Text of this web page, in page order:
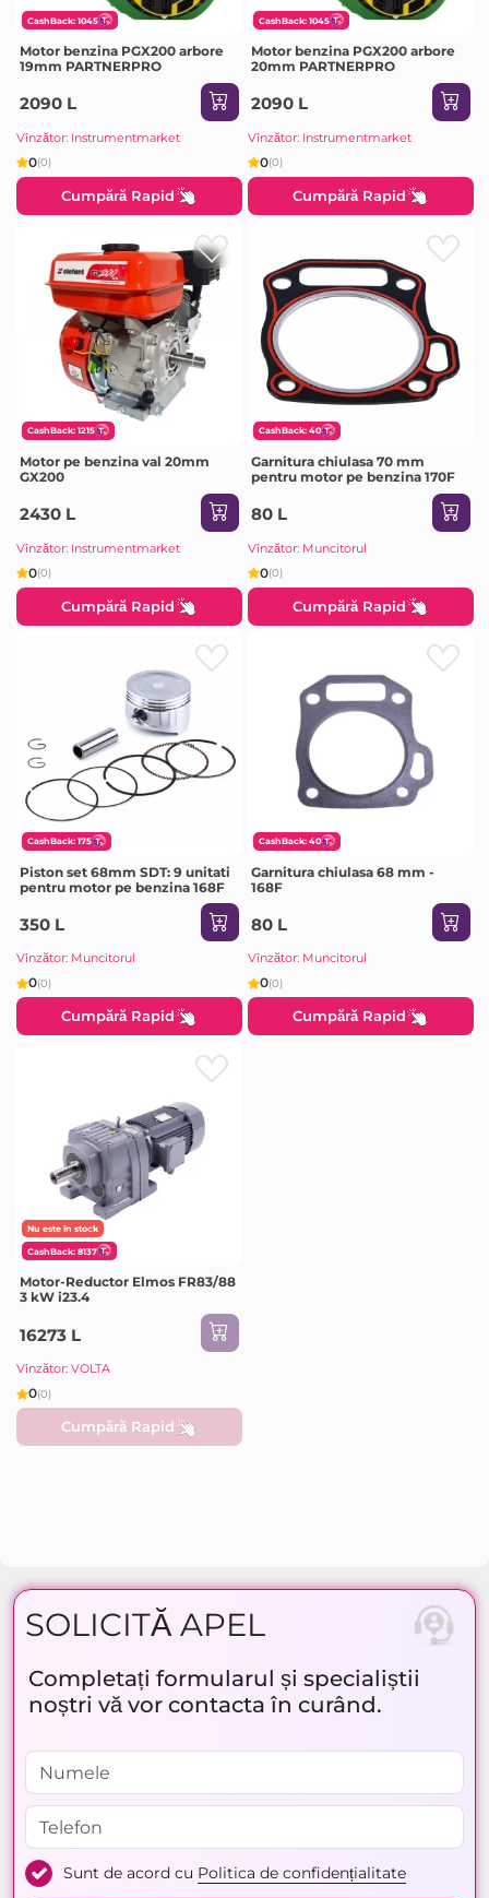
CashBack: 1045
Motor benzina PGX200 arbore
19mm PARTNERPRO
2090 L
Vînzător: Instrumentmarket
0(0)
Cumpără Rapid
CashBack: 1045
Motor benzina PGX200 arbore
20mm PARTNERPRO
2090 L
Vînzător: Instrumentmarket
0(0)
Cumpără Rapid
CashBack: 1215
Motor pe benzina val 20mm
GX200
2430 L
Vînzător: Instrumentmarket
0(0)
Cumpără Rapid
CashBack: 40
Garnitura chiulasa 70 mm
pentru motor pe benzina 170F
80 L
Vînzător: Muncitorul
0(0)
Cumpără Rapid
CashBack: 175
Piston set 68mm SDT: 9 unitati
pentru motor pe benzina 168F
350 L
Vînzător: Muncitorul
0(0)
Cumpără Rapid
CashBack: 40
Garnitura chiulasa 68 mm -
168F
80 L
Vînzător: Muncitorul
0(0)
Cumpără Rapid
Nu este în stock
CashBack: 8137
Motor-Reductor Elmos FR83/88
3 kW i23.4
16273 L
Vînzător: VOLTA
0(0)
Cumpără Rapid
SOLICITĂ APEL
Completați formularul și specialiștii
noștri vă vor contacta în curând.
Sunt de acord cu Politica de confidențialitate